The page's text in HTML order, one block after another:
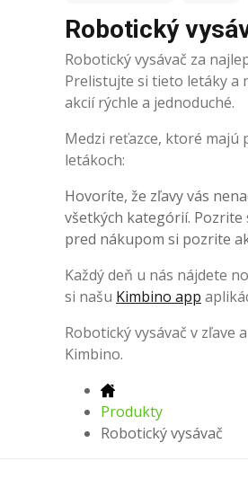
Robotický
Robotický vysávač za
Prelistujte si tieto letáky a
akcií rýchle a jednoduché.
Medzi reťazce, ktoré majú
letákoch:
Hovoríte, že zľavy vás
všetkých kategórií.
pred nákupom si pozrite
Každý deň u nás nájdete
si našu Kimbino app
Robotický vysávač v zľave
Kimbino.
Produkty
Robotický vysávač